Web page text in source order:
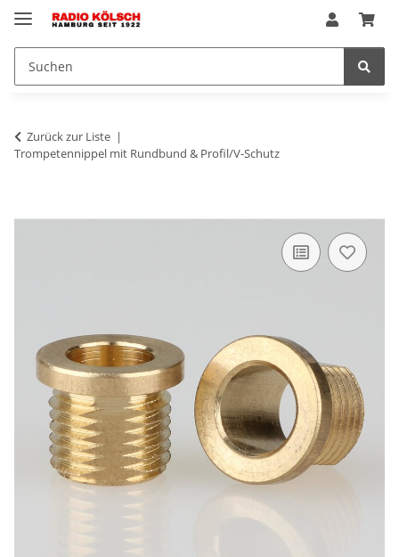
Zurück zur Liste
Trompetennippel mit Rundbund & Profil/V-Schutz